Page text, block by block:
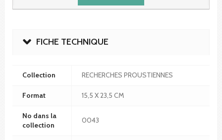
FICHE TECHNIQUE
Collection RECHERCHES PROUSTIENNES
Format 15,5 X 23,5 CM
No dans la
collection
0043